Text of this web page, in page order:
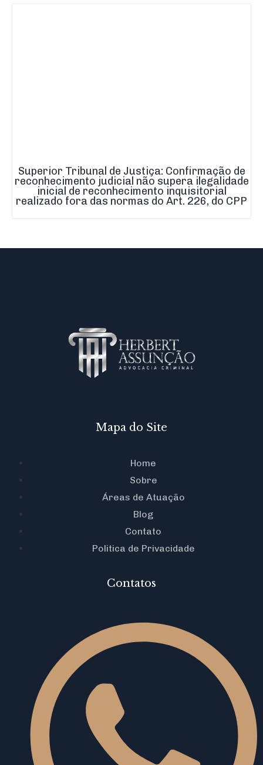
Superior Tribunal de Justiça: Confirmação de
reconhecimento judicial não supera ilegalidade
inicial de reconhecimento inquisitorial
realizado fora das normas do Art. 226, do CPP
Mapa do Site
Home
Sobre
Áreas de Atuação
Blog
Contato
Politica de Privacidade
Contatos